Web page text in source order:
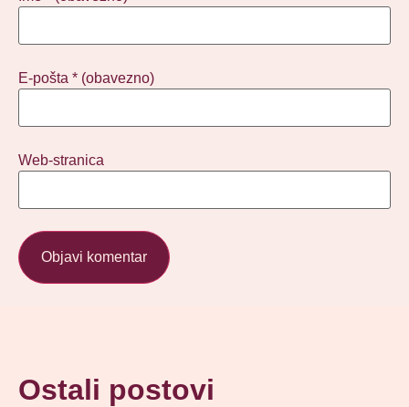
E-pošta * (obavezno)
Web-stranica
Ostali postovi